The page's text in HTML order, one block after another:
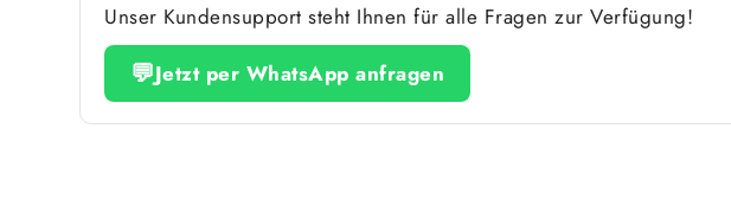
Unser Kundensupport steht Ihnen für alle Fragen zur Verfügung!
💬Jetzt per WhatsApp anfragen